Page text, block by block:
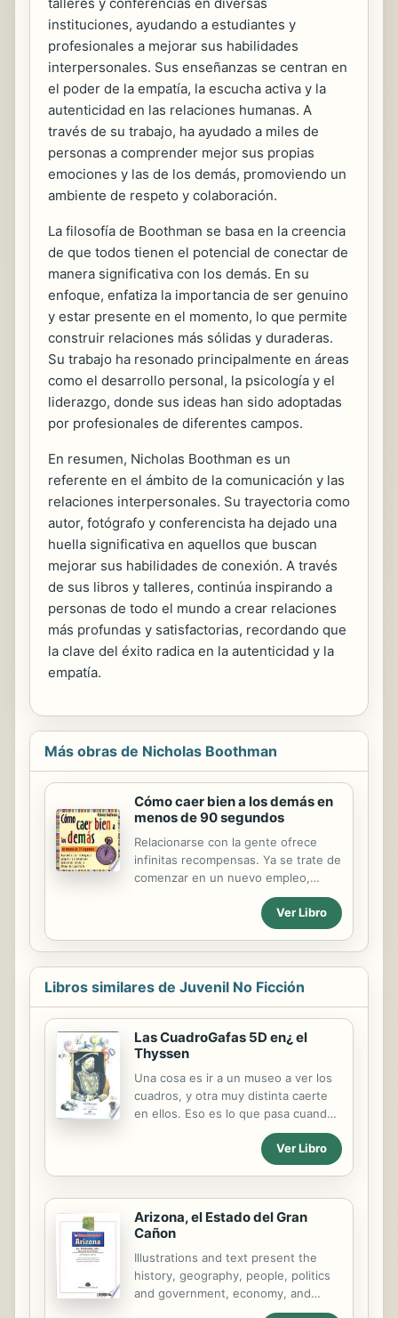
instituciones, ayudando a estudiantes y
profesionales a mejorar sus habilidades
interpersonales. Sus enseñanzas se centran en
el poder de la empatía, la escucha activa y la
autenticidad en las relaciones humanas. A
través de su trabajo, ha ayudado a miles de
personas a comprender mejor sus propias
emociones y las de los demás, promoviendo un
ambiente de respeto y colaboración.
La filosofía de Boothman se basa en la creencia
de que todos tienen el potencial de conectar de
manera significativa con los demás. En su
enfoque, enfatiza la importancia de ser genuino
y estar presente en el momento, lo que permite
construir relaciones más sólidas y duraderas.
Su trabajo ha resonado principalmente en áreas
como el desarrollo personal, la psicología y el
liderazgo, donde sus ideas han sido adoptadas
por profesionales de diferentes campos.
En resumen, Nicholas Boothman es un
referente en el ámbito de la comunicación y las
relaciones interpersonales. Su trayectoria como
autor, fotógrafo y conferencista ha dejado una
huella significativa en aquellos que buscan
mejorar sus habilidades de conexión. A través
de sus libros y talleres, continúa inspirando a
personas de todo el mundo a crear relaciones
más profundas y satisfactorias, recordando que
la clave del éxito radica en la autenticidad y la
empatía.
Más obras de Nicholas Boothman
Cómo caer bien a los demás en
menos de 90 segundos
Relacionarse con la gente ofrece
infinitas recompensas. Ya se trate de
comenzar en un nuevo empleo,
obtener un ascenso, conseguir una
venta, incorporarse a un nuevo
grupo o superar el examen de los
futuros suegros, el secreto del exito
se basa en la capacidad para
conectar con los demas. De hecho,
nuestra evolucion, asi como la de las
sociedades, se producen como
resultado de la conexion con otros
seres humanos. Y precisamente la
idea mas nueva y poderosa para
establecer conexiones es lo que
Boothman. Su programa de
Ver Libro
Libros similares de Juvenil No Ficción
Las CuadroGafas 5D en¿ el
Thyssen
Una cosa es ir a un museo a ver los
cuadros, y otra muy distinta caerte
en ellos. Eso es lo que pasa cuando
el tío Utopía lleva a Guille y sus
compañeros al Museo Thyssen con
un invento suyo: las CuadroGafas
del mundo fantástico que los
pintores imaginaron.
Ver Libro
Arizona, el Estado del Gran
Cañon
Illustrations and text present the
history, geography, people, politics
and government, economy, and
social life and customs of Arizona,